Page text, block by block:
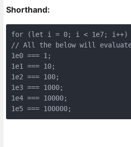
Shorthand:
for (let i = 0; i < 1e7; i++)
// All the below will
1e0 === 1;
1e1 === 10;
1e2 === 100;
1e3 === 1000;
1e4 === 10000;
1e5 === 100000;